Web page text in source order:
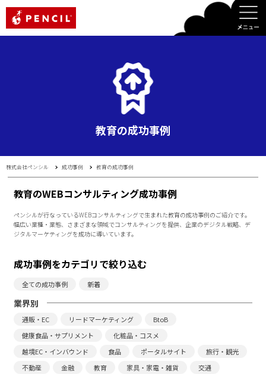
教育の成功事例
株式会社ペンシル 成功事例 教育の成功事例
教育のWEBコンサルティング成功事例
ペンシルが行なっているWEBコンサルティングで生まれた教育の成功事例のご紹介です。
幅広い業種・業態、さまざまな領域でコンサルティングを提供、企業のデジタル戦略、デ
ジタルマーケティングを成功に導いています。
成功事例をカテゴリで絞り込む
全ての成功事例 新着
業界別
通販・EC リードマーケティング
BtoB
健康食品・サプリメント
化粧品・コスメ
越境EC・インバウンド
食品 ポータルサイト
旅行・観光
不動産
金融 教育 家具・家電・雑貨
交通